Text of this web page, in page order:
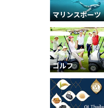
マリンスポーツ
ゴルフ